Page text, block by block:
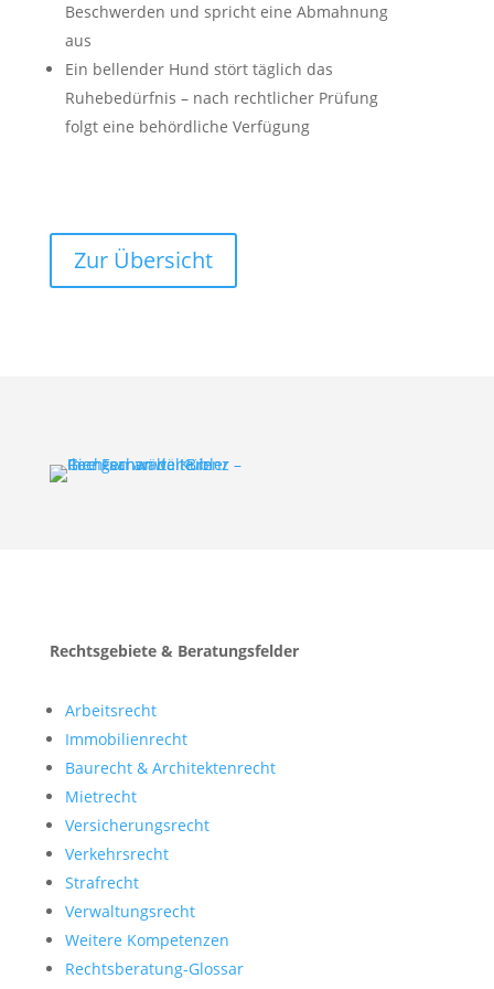
Beschwerden und spricht eine Abmahnung
aus
Ein bellender Hund stört täglich das
Ruhebedürfnis – nach rechtlicher Prüfung
folgt eine behördliche Verfügung
Zur Übersicht
Rechtsgebiete & Beratungsfelder
Arbeitsrecht
Immobilien­recht
Baurecht & Architekten­recht
Mietrecht
Versicherungsrecht
Verkehrsrecht
Strafrecht
Verwaltungsrecht
Weitere Kompetenzen
Rechtsberatung-Glossar